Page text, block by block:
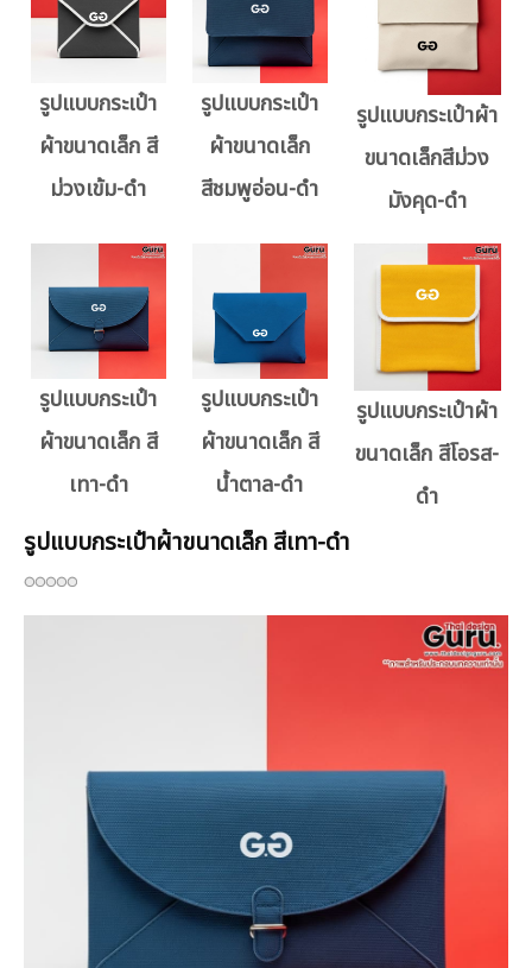
รูปแบบกระเป๋า
ผ้าขนาดเล็ก สี
ม่วงเข้ม-ดำ
รูปแบบกระเป๋า
ผ้าขนาดเล็ก
สีชมพูอ่อน-ดำ
รูปแบบกระเป๋าผ้า
ขนาดเล็กสีม่วง
มังคุด-ดำ
รูปแบบกระเป๋า
ผ้าขนาดเล็ก สี
เทา-ดำ
รูปแบบกระเป๋า
ผ้าขนาดเล็ก สี
น้ำตาล-ดำ
รูปแบบกระเป๋าผ้า
ขนาดเล็ก สีโอรส-
ดำ
รูปแบบกระเป๋าผ้าขนาดเล็ก สีเทา-ดำ